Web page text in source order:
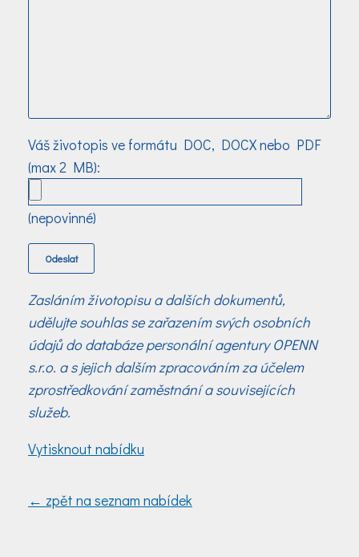
Váš životopis ve formátu DOC, DOCX nebo PDF
(max 2 MB):
(nepovinné)
Zasláním životopisu a dalších dokumentů,
udělujte souhlas se zařazením svých osobních
údajů do databáze personální agentury OPENN
s.r.o. a s jejich dalším zpracováním za účelem
zprostředkování zaměstnání a souvisejících
služeb.
Vytisknout nabídku
← zpět na seznam nabídek